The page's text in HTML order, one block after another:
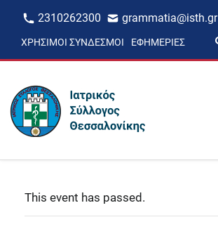
2310262300 grammatia@isth.gr
ΧΡΉΣΙΜΟΙ ΣΎΝΔΕΣΜΟΙ ΕΦΗΜΕΡΊΕΣ
This event has passed.